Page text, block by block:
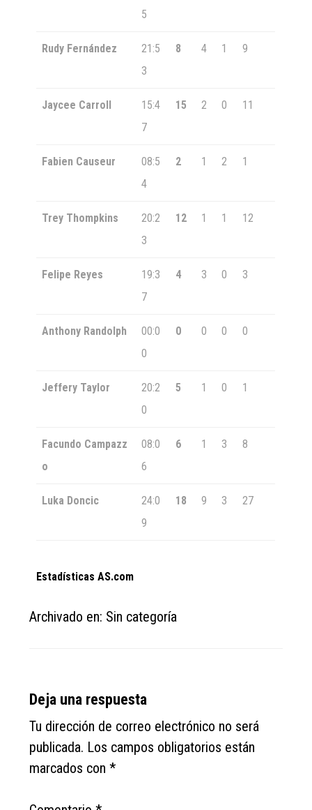
5
Rudy Fernández
21:5
3
8 4 1 9
Jaycee Carroll
15:4
7
15 2 0 11
Fabien Causeur
08:5
4
2 1 2 1
Trey Thompkins
20:2
3
12 1 1 12
Felipe Reyes
19:3
7
4 3 0 3
Anthony Randolph
00:0
0
0 0 0 0
Jeffery Taylor
20:2
0
5 1 0 1
Facundo Campazz
o
08:0
6
6 1 3 8
Luka Doncic
24:0
9
18 9 3 27
Estadísticas AS.com
Archivado en: Sin categoría
Reader
Interactions
Deja una respuesta
Tu dirección de correo electrónico no será
publicada. Los campos obligatorios están
marcados con*